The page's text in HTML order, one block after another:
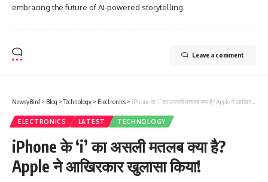
embracing the future of AI-powered storytelling.
Leave a comment
NewsyBird > Blog >Technology > Electronics > iPhone के ‘i’ का असली मतलब क्या है? Apple ने आखिरकार खुलासा किया!
ELECTRONICS LATEST TECHNOLOGY
iPhone के ‘i’ का असली मतलब क्या है?
Apple ने आखिरकार खुलासा किया!